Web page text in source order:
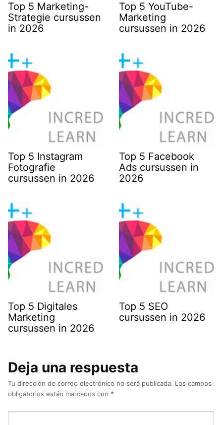
Top 5 Marketing-
Strategie cursussen
in 2026
Top 5 YouTube-
Marketing
cursussen in 2026
Top 5 Instagram
Fotografie
cursussen in 2026
Top 5 Facebook
Ads cursussen in
2026
Top 5 Digitales
Marketing
cursussen in 2026
Top 5 SEO
cursussen in 2026
Deja una respuesta
Tu dirección de correo electrónico no será publicada. Los campos
obligatorios están marcados con *